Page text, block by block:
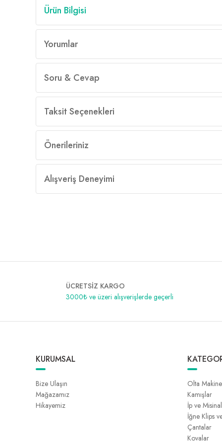
Ürün Bilgisi
Yorumlar
Soru & Cevap
Taksit Seçenekleri
Önerileriniz
Alışveriş Deneyimi
ÜCRETSİZ KARGO
3000₺ ve üzeri alışverişlerde geçerli
KURUMSAL
Bize Ulaşın
Mağazamız
Hikayemiz
Olta
Kamışlar
İp ve
İğne Klips
Çantalar
Kovalar